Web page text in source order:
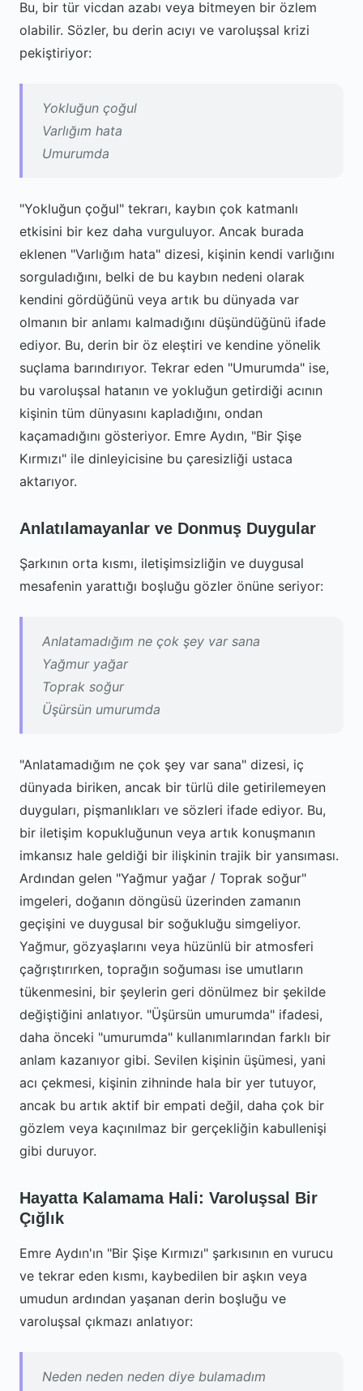
Bu, bir tür vicdan azabı veya bitmeyen bir özlem
olabilir. Sözler, bu derin acıyı ve varoluşsal krizi
pekiştiriyor:
Yokluğun çoğul
Varlığım hata
Umurumda
"Yokluğun çoğul" tekrarı, kaybın çok katmanlı
etkisini bir kez daha vurguluyor. Ancak burada
eklenen "Varlığım hata" dizesi, kişinin kendi varlığını
sorguladığını, belki de bu kaybın nedeni olarak
kendini gördüğünü veya artık bu dünyada var
olmanın bir anlamı kalmadığını düşündüğünü ifade
ediyor. Bu, derin bir öz eleştiri ve kendine yönelik
suçlama barındırıyor. Tekrar eden "Umurumda" ise,
bu varoluşsal hatanın ve yokluğun getirdiği acının
kişinin tüm dünyasını kapladığını, ondan
kaçamadığını gösteriyor. Emre Aydın, "Bir Şişe
Kırmızı" ile dinleyicisine bu çaresizliği ustaca
aktarıyor.
Anlatılamayanlar ve Donmuş Duygular
Şarkının orta kısmı, iletişimsizliğin ve duygusal
mesafenin yarattığı boşluğu gözler önüne seriyor:
Anlatamadığım ne çok şey var sana
Yağmur yağar
Toprak soğur
Üşürsün umurumda
"Anlatamadığım ne çok şey var sana" dizesi, iç
dünyada biriken, ancak bir türlü dile getirilemeyen
duyguları, pişmanlıkları ve sözleri ifade ediyor. Bu,
bir iletişim kopukluğunun veya artık konuşmanın
imkansız hale geldiği bir ilişkinin trajik bir yansıması.
Ardından gelen "Yağmur yağar / Toprak soğur"
imgeleri, doğanın döngüsü üzerinden zamanın
geçişini ve duygusal bir soğukluğu simgeliyor.
Yağmur, gözyaşlarını veya hüzünlü bir atmosferi
çağrıştırırken, toprağın soğuması ise umutların
tükenmesini, bir şeylerin geri dönülmez bir şekilde
değiştiğini anlatıyor. "Üşürsün umurumda" ifadesi,
daha önceki "umurumda" kullanımlarından farklı bir
anlam kazanıyor gibi. Sevilen kişinin üşümesi, yani
acı çekmesi, kişinin zihninde hala bir yer tutuyor,
ancak bu artık aktif bir empati değil, daha çok bir
gözlem veya kaçınılmaz bir gerçekliğin kabullenişi
gibi duruyor.
Hayatta Kalamama Hali: Varoluşsal Bir
Çığlık
Emre Aydın'ın "Bir Şişe Kırmızı" şarkısının en vurucu
ve tekrar eden kısmı, kaybedilen bir aşkın veya
umudun ardından yaşanan derin boşluğu ve
varoluşsal çıkmazı anlatıyor:
Neden neden neden diye bulamadım